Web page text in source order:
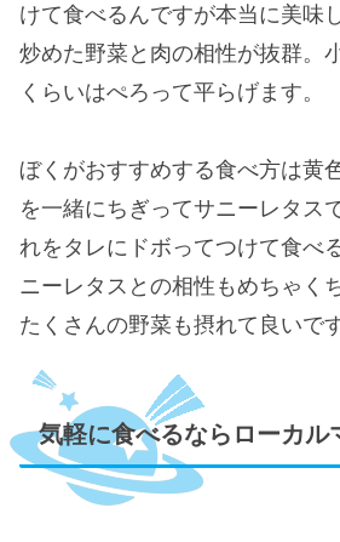
けて食べるんですが本当に美味
炒めた野菜と肉の相性が抜群。
くらいはぺろって平らげます。
ぼくがおすすめする食べ方は黄
を一緒にちぎってサニーレタス
れをタレにドボってつけて食べ
ニーレタスとの相性もめちゃく
たくさんの野菜も摂れて良いで
気軽に食べるならローカル